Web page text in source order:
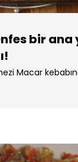
bir ana
Macar